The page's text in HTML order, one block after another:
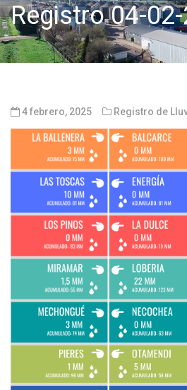
Registro 04-
4 febrero, 2025 Registro de